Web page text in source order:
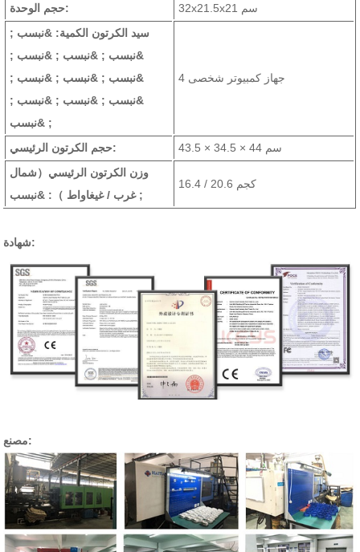
حجم الوحدة:
32x21.5x21 سم
سيد الكرتون الكمية: &نبسب ;
&نبسب ; &نبسب ; &نبسب ;
&نبسب ; &نبسب ; &نبسب ;
&نبسب ; &نبسب ; &نبسب ;
&نبسب ;
4 جهاز كمبيوتر شخصى
حجم الكرتون الرئيسي:
43.5 × 34.5 × 44 سم
وزن الكرتون الرئيسي （شمال
غرب / غيغاواط ）: &نبسب ;
16.4 / 20.6 كجم
شهادة:
مصنع: